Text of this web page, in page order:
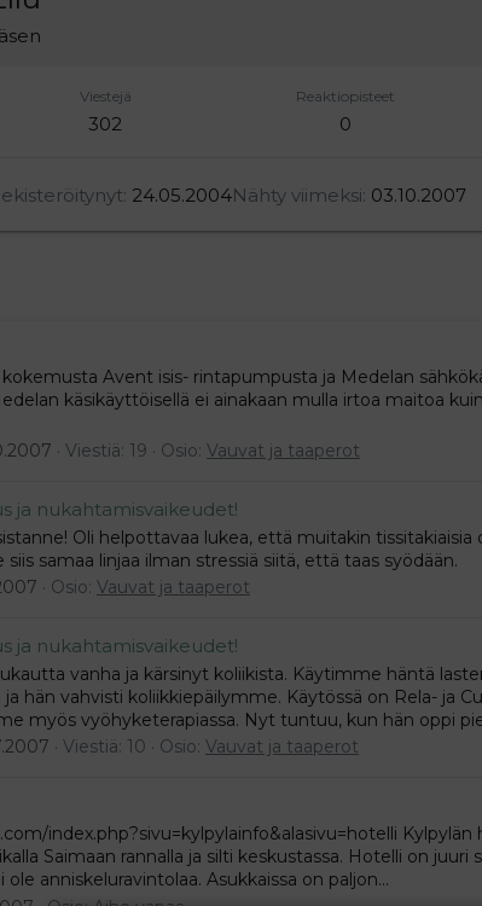
Viestejä
302
Reaktiopisteet
0
24.05.2004Nähty viimeksi 03.10.2007
kokemusta Avent isis- rintapumpusta ja Medelan
käsikäyttöisellä ei ainakaan mulla irtoa maitoa
Viestiä: 19 Osio: Vauvat ja taaperot
ja nukahtamisvaikeudet!
Oli helpottavaa lukea, että muitakin tissitakiaisia
samaa linjaa ilman stressiä siitä, että taas syödään.
Osio: Vauvat ja taaperot
ja nukahtamisvaikeudet!
vanha ja kärsinyt koliikista. Käytimme häntä
hän vahvisti koliikkiepäilymme. Käytössä on Rela- ja
myös vyöhyketerapiassa. Nyt tuntuu, kun hän oppi
Viestiä: 10 Osio: Vauvat ja taaperot
index.php?sivu=kylpylainfo&alasivu=hotelli Kylpylän
Saimaan rannalla ja silti keskustassa. Hotelli on juuri
ole anniskeluravintolaa. Asukkaissa on paljon...